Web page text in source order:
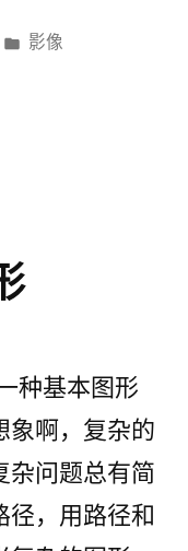
发
影像
种基本图形
啊，复杂的
杂问题总有简
径，用路径和